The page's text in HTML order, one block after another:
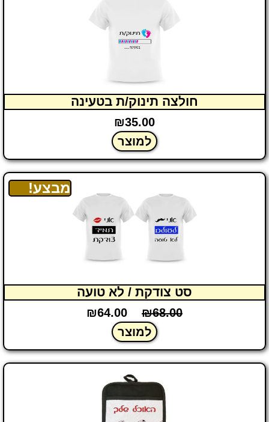
חולצה תינוק/ת בטעינה
₪35.00
למוצר
מבצע!
סט צודקת / לא טועה
₪68.00
₪64.00
למוצר